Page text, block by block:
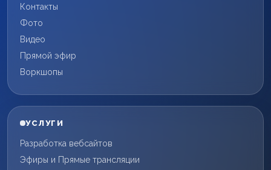
Контакты
Фото
Видео
Прямой эфир
Воркшопы
УСЛУГИ
Разработка вебсайтов
Эфиры и Прямые трансляции